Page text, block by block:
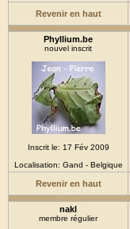
Revenir en haut
Phyllium.be
nouvel inscrit
Inscrit le: 17 Fév 2009
Localisation: Gand - Belgique
Revenir en haut
nakl
membre régulier